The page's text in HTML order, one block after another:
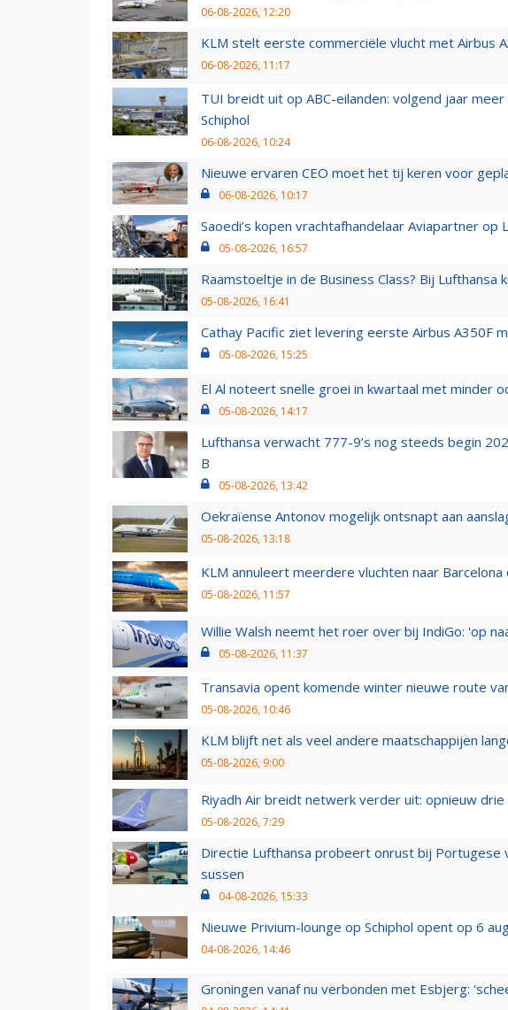
06-08-2026, 12:20
KLM stelt eerste commerciële vlucht met Airbus
06-08-2026, 11:17
TUI breidt uit op ABC-eilanden: volgend jaar
Schiphol
06-08-2026, 10:24
Nieuwe ervaren CEO moet het tij keren voor
06-08-2026, 10:17
Saoedi’s kopen vrachtafhandelaar Aviapartner op
05-08-2026, 16:57
Raamstoeltje in de Business Class? Bij
05-08-2026, 16:41
Cathay Pacific ziet levering eerste Airbus A350F
05-08-2026, 15:25
El Al noteert snelle groei in kwartaal met minder
05-08-2026, 14:17
Lufthansa verwacht 777-9’s nog steeds begin
B
05-08-2026, 13:42
Oekraïense Antonov mogelijk ontsnapt aan
05-08-2026, 13:18
KLM annuleert meerdere vluchten naar
05-08-2026, 11:57
Willie Walsh neemt het roer over bij IndiGo: 'op
05-08-2026, 11:37
Transavia opent komende winter nieuwe route
05-08-2026, 10:46
KLM blijft net als veel andere maatschappijen
05-08-2026, 9:00
Riyadh Air breidt netwerk verder uit: opnieuw
05-08-2026, 7:29
Directie Lufthansa probeert onrust bij Portugese
sussen
04-08-2026, 15:33
Nieuwe Privium-lounge op Schiphol opent op 6
04-08-2026, 14:46
Groningen vanaf nu verbonden met Esbjerg: